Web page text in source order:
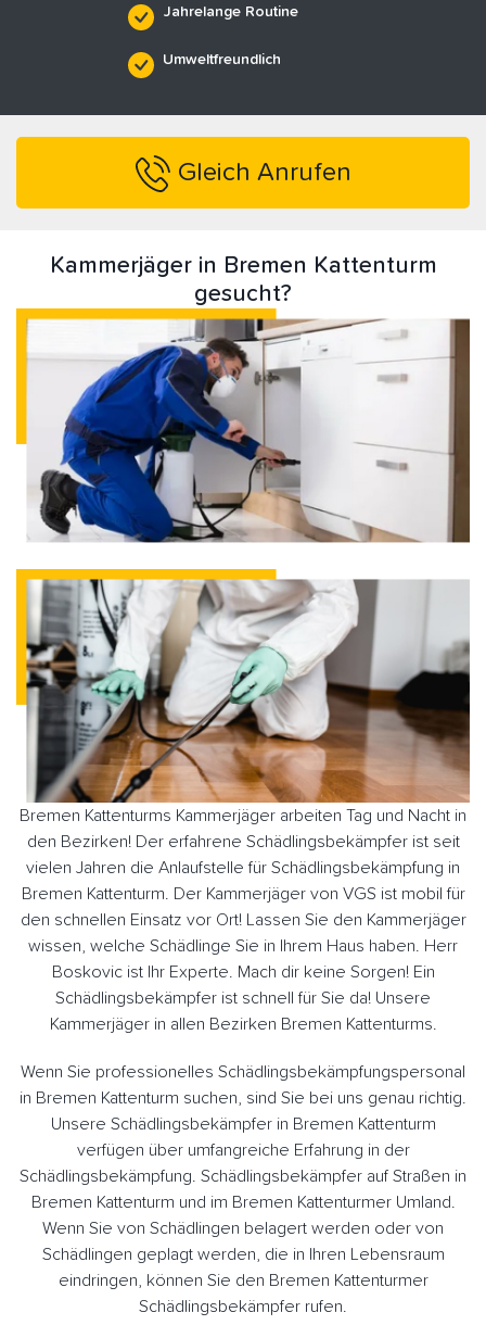
Jahrelange Routine
Umweltfreundlich
Gleich Anrufen
Kammerjäger in Bremen Kattenturm
gesucht?
Bremen Kattenturms Kammerjäger arbeiten Tag und Nacht in
den Bezirken! Der erfahrene Schädlingsbekämpfer ist seit
vielen Jahren die Anlaufstelle für Schädlingsbekämpfung in
Bremen Kattenturm. Der Kammerjäger von VGS ist mobil für
den schnellen Einsatz vor Ort! Lassen Sie den Kammerjäger
wissen, welche Schädlinge Sie in Ihrem Haus haben. Herr
Boskovic ist Ihr Experte. Mach dir keine Sorgen! Ein
Schädlingsbekämpfer ist schnell für Sie da! Unsere
Kammerjäger in allen Bezirken Bremen Kattenturms.
Wenn Sie professionelles Schädlingsbekämpfungspersonal
in Bremen Kattenturm suchen, sind Sie bei uns genau richtig.
Unsere Schädlingsbekämpfer in Bremen Kattenturm
verfügen über umfangreiche Erfahrung in der
Schädlingsbekämpfung. Schädlingsbekämpfer auf Straßen in
Bremen Kattenturm und im Bremen Kattenturmer Umland.
Wenn Sie von Schädlingen belagert werden oder von
Schädlingen geplagt werden, die in Ihren Lebensraum
eindringen, können Sie den Bremen Kattenturmer
Schädlingsbekämpfer rufen.